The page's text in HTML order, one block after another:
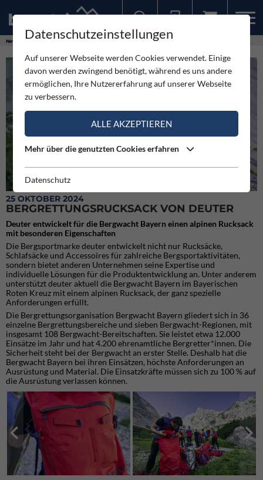
News
Der Bergrettungsrucksack von Deuter
25 OKTOBER 2024
BERGRETTUNGSRUCKSACK VON DEUTER
Deuter entwickelt für die Bergwacht Bayern einen alpinen Rucksack
mit besonderen Eigenschaften
Die Bergsportmarke deuter entwickelt nicht nur Rucksäcke,
Schlafsäcke und Accessoires für zahlreiche Bergsportaktivitäten,
sondern bietet anderen Unternehmen seine Expertise und
individuelle Lösungen für die Produktentwicklung an. Unter anderem
unterstützt deuter aktuell die Bergwacht Bayern im Bayerischen
Roten Kreuz mit einem alpinen Rucksack, der ganz spezielle
Anforderungen erfüllt.
Die Bergrettungsorganisation Bergwacht Bayern gliedert sich in 36
einzelne Bergrettungsbereiche und sieben Bergwacht-Regionen, mit
insgesamt 108 Bergwacht-Bereitschaften. Sie leistet etwa 12.000
Einsätze im Jahr und hat 4.200 ehrenamtliche Bergretter*innen. Die
Sicherheit steht bei der Bergwacht an erster Stelle. Deshalb hat die
Bergwacht Bayern bei ihren Einsätzen, höchste Anforderungen an
Ausrüstung und Material. Die Einsatzkräfte müssen sich zu 100 % auf
die Ausrüstung verlassen können.
Datenschutzeinstellungen
Auf unserer Webseite werden Cookies verwendet. Einige
davon werden zwingend benötigt, während es uns andere
ermöglichen, Ihre Nutzererfahrung auf unserer Webseite
zu verbessern.
ALLE AKZEPTIEREN
Mehr über die genutzten Cookies erfahren
Datenschutz